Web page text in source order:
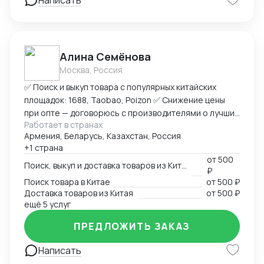
Алина Семёнова
Москва, Россия
✅ Поиск и выкуп товара с популярных китайских
площадок: 1688, Taobao, Poizon ✅ Снижение цены
при опте — договорюсь с производителями о лучших
условиях ✅ Предоставлю фото- и видеоотчет перед
отправкой ✅ Надежная упаковка — минимизация
рисков повреждений при перевозке ✅ Доставка
товара до склада в Москву, отправка в любой город
России (ТК на выбор) ✅ Также доставлю в Армению,
Беларусь, Казахстан, Кыргызстан ✅ Полное
сопровождение — от заказа до получения ➡
Пришлите ссылку на товар или фото, его количество,
и я рассчитаю стоимость доставки
Работает в странах
Армения, Беларусь, Казахстан, Россия
+1 страна
от500
₽
Поиск товара в Китае
от500 ₽
Доставка товаров из Китая
от500 ₽
ещё 5 услуг
Написать
ПРЕДЛОЖИТЬ ЗАКАЗ